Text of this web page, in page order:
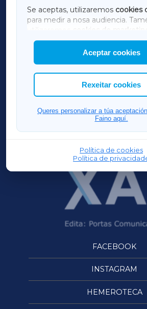
Se aceptas, utilizaremos cookies
para medir a nosa audiencia.
utilizaremos
cookies de marketing
mostrar publicidade de terceiros.
Así mesmo, podes personalizar a
cookies que desexas permitir.
Aceptar cookies
Rexeitar cookies
Queres personalizar a túa
Faino aquí.
Política de cookies
Política de
AMARIÑAXA
RIBEIRASACRAXA
ACORUÑAXA
FERROLXA
OURENSEXA
FACEBOOK
INSTAGRAM
HEMEROTECA